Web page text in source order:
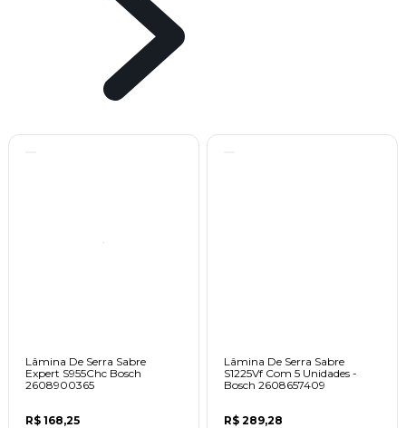
Lâmina De Serra Sabre
Expert S955Chc Bosch
2608900365
R$ 168,25
Lâmina De Serra Sabre
S1225Vf Com 5 Unidades -
Bosch 2608657409
R$ 289,28